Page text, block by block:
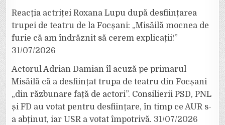
Reacția actriței Roxana Lupu după desființarea
trupei de teatru de la Focșani: „Misăilă mocnea de
furie că am îndrăznit să cerem explicații!”
31/07/2026
Actorul Adrian Damian îl acuză pe primarul
Misăilă că a desființat trupa de teatru din Focșani
„din răzbunare față de actori”. Consilierii PSD, PNL
și FD au votat pentru desființare, în timp ce AUR s-
a abținut, iar USR a votat împotrivă. 31/07/2026